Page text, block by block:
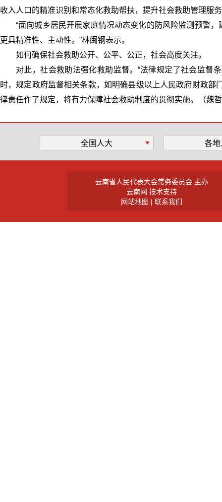
收入人口的精准识别和常态化救助帮扶，提升社会救助管理服
“面向城乡居民开展家庭情况动态变化的防风险监测预警
更具精准性、主动性。”林闽钢表示。
如何确保社会救助公开、公平、公正，社会高度关注。
对此，社会救助法强化救助监督。“法律规定了社会监督
时，规定政府监督相关条款，如明确县级以上人民政府财政
律责任作了规定，将有力保障社会救助制度的贯彻实施。（魏
全国人大 各
云南省人民代表大会常务委员会 主办
云南网 技术支持
网站地图 | 联系我们